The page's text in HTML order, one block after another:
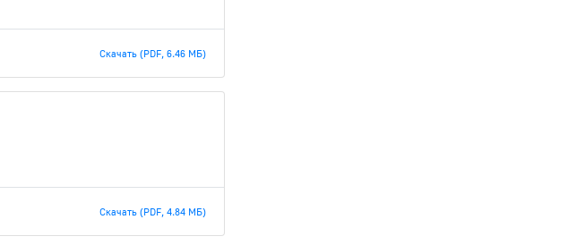
Скачать (PDF, 6.46 МБ)
Скачать (PDF, 4.84 МБ)